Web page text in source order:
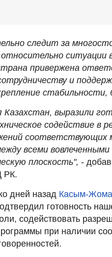
следит за
ситуации
привержена
и
стабильности,
выразили
содействие в
соответствующих
всеми
плоскость", -
РК.
дней назад Касым-
готовность
содействовать
при наличии